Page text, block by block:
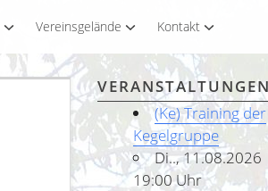
Vereinsgelände Kontakt
(Ke) Training der
Kegelgruppe
Di.., 11.08.2026
19:00 Uhr